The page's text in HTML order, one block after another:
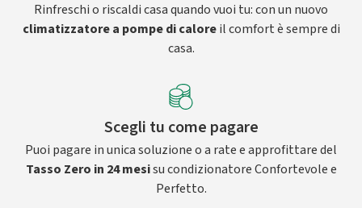
Rinfreschi o riscaldi casa quando vuoi tu: con un nuovo
climatizzatore a pompe di caloreil comfort è sempre di
casa.
Scegli tu come pagare
Puoi pagare in unica soluzione o a rate e approfittare del
Tasso Zero in 24 mesisu condizionatore Confortevole e
Perfetto.